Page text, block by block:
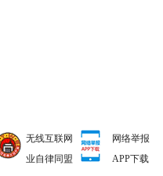
无线互联网
业自律同盟
网络举报
APP下载